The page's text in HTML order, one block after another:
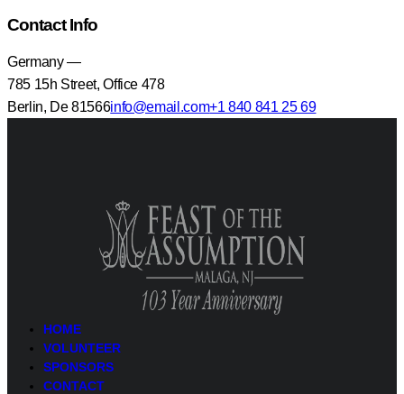
Contact Info
Germany —
785 15h Street, Office 478
Berlin, De 81566info@email.com+1 840 841 25 69
HOME
VOLUNTEER
SPONSORS
CONTACT